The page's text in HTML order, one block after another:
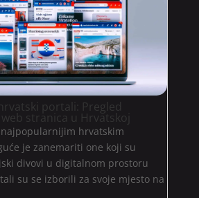
portali: Pregled
stranica u Hrvatskoj
hrvatskim
je zanemariti one koji su
divovi u digitalnom prostoru
su se izborili za svoje mjesto na